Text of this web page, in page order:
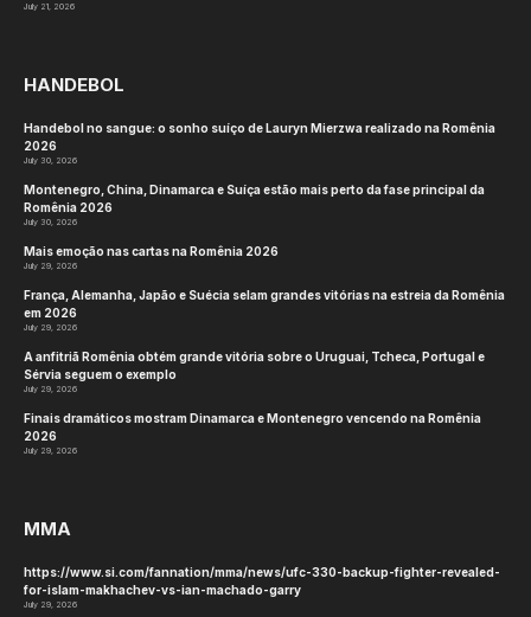
Sedalo se tornou o primeiro time argentino a ser
significado adicional visto que, na edição anterior,
derrota no último suspiro para o clube uruguaio
Layva, às 19h20, na final.
Os 12 clubes participantes representavam quatro
nações – Argentina, Brasil, Paraguai e Uruguai –
com a Argentina atuando em três seleções: Sedalo,
Jockey Club Córdoba e Municipalidad Vicente
López. O Paraguai, como país-sede, teve duas
equipes na competição: Club Deportivo
Internacional e Cerro Porteño. O gigante brasileiro
título que havia escapado no ano anterior e foi
acompanhado pelos compatriotas FMO Português,
Maringá e Torrense, enquanto o Uruguai